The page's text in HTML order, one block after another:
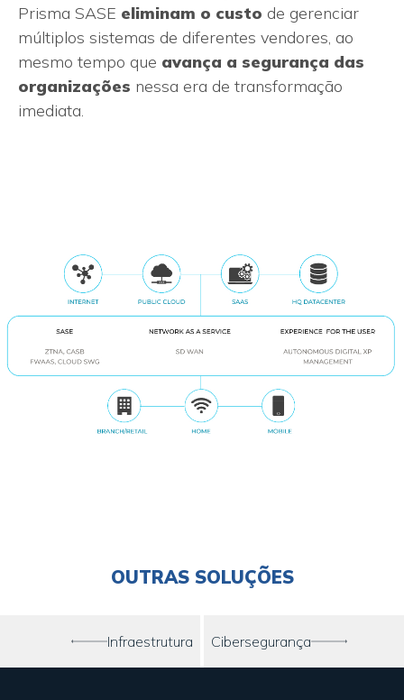
Prisma SASE eliminam o custo de gerenciar
múltiplos sistemas de diferentes vendores, ao
mesmo tempo que avança a segurança das
organizações nessa era de transformação
imediata.
OUTRAS SOLUÇÕES
Infraestrutura Cibersegurança